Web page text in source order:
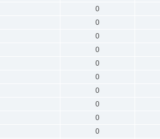
0
0
0
0
0
0
0
0
0
0